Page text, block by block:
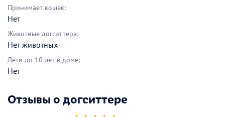
Принимает кошек:
Нет
Животные догситтера:
Нет животных
Дети до 10 лет в доме:
Нет
Отзывы о догситтере